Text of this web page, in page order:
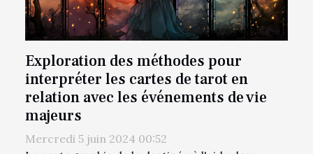
Exploration des méthodes pour
interpréter les cartes de tarot en
relation avec les événements de vie
majeurs
Mercredi 5 juin 2024 00:52